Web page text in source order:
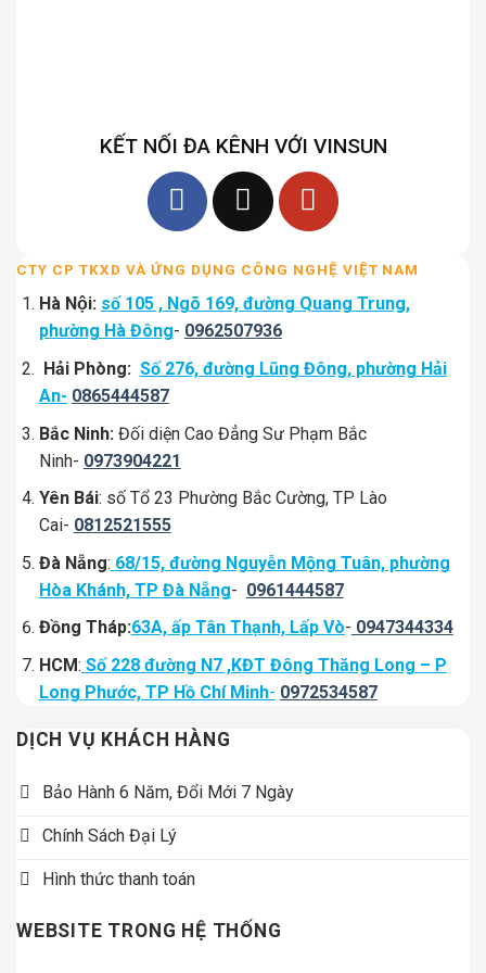
KẾT NỐI ĐA KÊNH VỚI VINSUN
CTY CP TKXD VÀ ỨNG DỤNG CÔNG NGHỆ VIỆT NAM
Hà Nội: số 105 , Ngõ 169, đường Quang Trung,
phường Hà Đông- 0962507936
Hải Phòng: Số 276, đường Lũng Đông, phường Hải
An- 0865444587
Bắc Ninh: Đối diện Cao Đẳng Sư Phạm Bắc
Ninh- 0973904221
Yên Bái: số Tổ 23 Phường Bắc Cường, TP Lào
Cai- 0812521555
Đà Nẵng: 68/15, đường Nguyễn Mộng Tuân, phường
Hòa Khánh, TP Đà Nẵng- 0961444587
Đồng Tháp:63A, ấp Tân Thạnh, Lấp Vò- 0947344334
HCM: Số 228 đường N7 ,KĐT Đông Thăng Long – P
Long Phước, TP Hồ Chí Minh- 0972534587
DỊCH VỤ KHÁCH HÀNG
Bảo Hành 6 Năm, Đổi Mới 7 Ngày
Chính Sách Đại Lý
Hình thức thanh toán
WEBSITE TRONG HỆ THỐNG